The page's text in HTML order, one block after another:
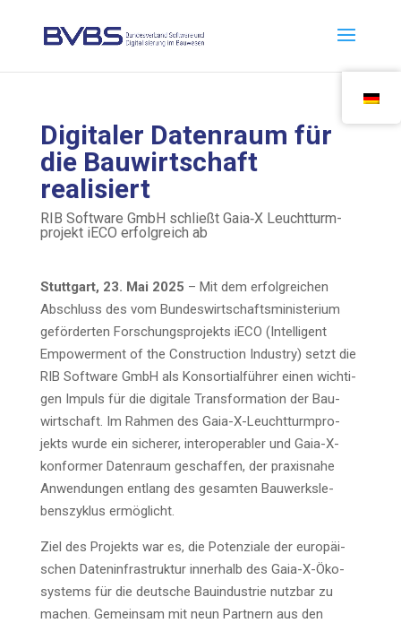
Digi­ta­ler Daten­raum für
die Bau­wirt­schaft
realisiert
RIB Soft­ware GmbH schließt Gaia‑X Leucht­turm­
pro­jekt iECO erfolg­reich ab
Stutt­gart, 23. Mai 2025 – Mit dem erfolg­rei­chen
Abschluss des vom Bun­des­wirt­schafts­mi­nis­te­ri­um
geför­der­ten For­schungs­pro­jekts iECO (Intel­li­gent
Empower­ment of the Con­s­truc­tion Indus­try) setzt die
RIB Soft­ware GmbH als Kon­sor­ti­al­füh­rer einen wich­ti­
gen Impuls für die digi­ta­le Trans­for­ma­ti­on der Bau­
wirt­schaft. Im Rah­men des Gaia-X-Leucht­turm­pro­
jekts wur­de ein siche­rer, inter­ope­ra­bler und Gaia-X-
kon­for­mer Daten­raum geschaf­fen, der pra­xis­na­he
Anwen­dun­gen ent­lang des gesam­ten Bau­werks­le­
bens­zy­klus ermöglicht.
Ziel des Pro­jekts war es, die Poten­zia­le der euro­päi­
schen Daten­in­fra­struk­tur inner­halb des Gaia-X-Öko­
sys­tems für die deut­sche Bau­in­dus­trie nutz­bar zu
machen. Gemein­sam mit neun Part­nern aus den